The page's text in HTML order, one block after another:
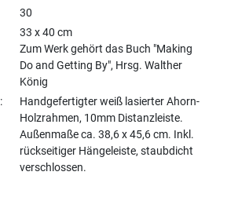
30
33 x 40 cm
Zum Werk gehört das Buch "Making
Do and Getting By", Hrsg. Walther
König
Handgefertigter weiß lasierter Ahorn-
Holzrahmen, 10mm Distanzleiste.
Außenmaße ca. 38,6 x 45,6 cm. Inkl.
rückseitiger Hängeleiste, staubdicht
verschlossen.